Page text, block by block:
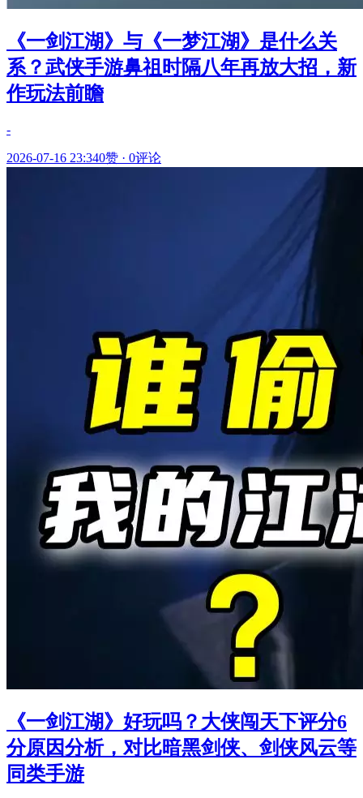
《一剑江湖》与《一梦江湖》是什么关
系？武侠手游鼻祖时隔八年再放大招，新
作玩法前瞻
-
2026-07-16 23:340赞 · 0评论
《一剑江湖》好玩吗？大侠闯天下评分6
分原因分析，对比暗黑剑侠、剑侠风云等
同类手游